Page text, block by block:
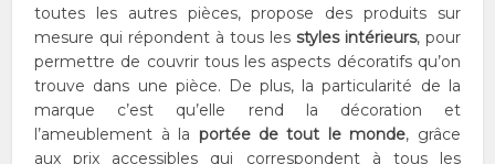
toutes les autres pièces, propose des produits sur
mesure qui répondent à tous les styles intérieurs, pour
permettre de couvrir tous les aspects décoratifs qu’on
trouve dans une pièce. De plus, la particularité de la
marque c’est qu’elle rend la décoration et
l’ameublement à la portée de tout le monde, grâce
aux prix accessibles qui correspondent à tous les